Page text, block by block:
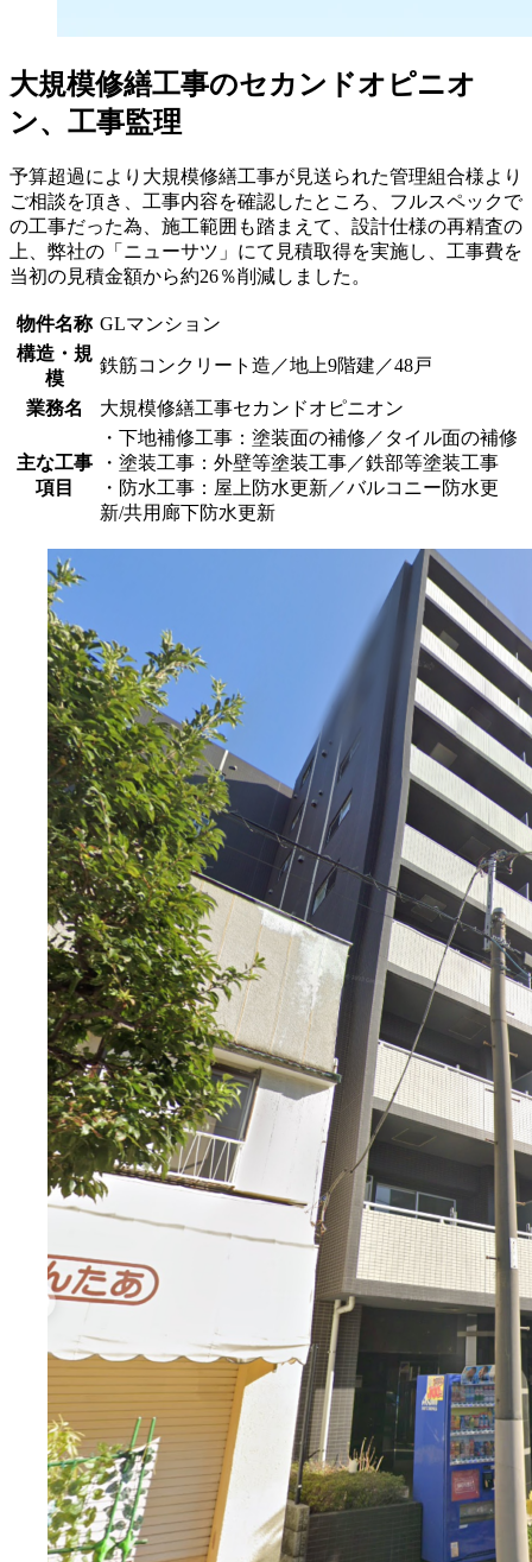
大規模修繕工事のセカンドオピニオ
ン、工事監理
予算超過により大規模修繕工事が見送られた管理組合様より
ご相談を頂き、工事内容を確認したところ、フルスペックで
の工事だった為、施工範囲も踏まえて、設計仕様の再精査の
上、弊社の「ニューサツ」にて見積取得を実施し、工事費を
当初の見積金額から約26％削減しました。
物件名称 GLマンション
構造・規
模
鉄筋コンクリート造／地上9階建／48戸
業務名 大規模修繕工事セカンドオピニオン
主な工事
項目
・下地補修工事：塗装面の補修／タイル面の補修
・塗装工事：外壁等塗装工事／鉄部等塗装工事
・防水工事：屋上防水更新／バルコニー防水更
新/共用廊下防水更新